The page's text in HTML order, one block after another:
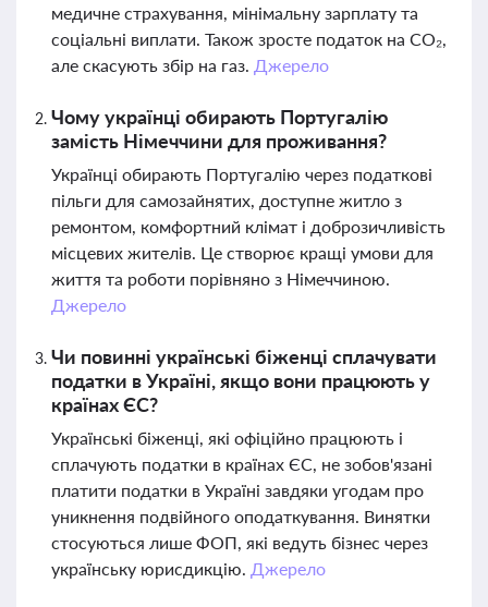
медичне страхування, мінімальну зарплату та
соціальні виплати. Також зросте податок на CO₂,
але скасують збір на газ. Джерело
Чому українці обирають Португалію
замість Німеччини для проживання?
Українці обирають Португалію через податкові
пільги для самозайнятих, доступне житло з
ремонтом, комфортний клімат і доброзичливість
місцевих жителів. Це створює кращі умови для
життя та роботи порівняно з Німеччиною.
Джерело
Чи повинні українські біженці сплачувати
податки в Україні, якщо вони працюють у
країнах ЄС?
Українські біженці, які офіційно працюють і
сплачують податки в країнах ЄС, не зобов'язані
платити податки в Україні завдяки угодам про
уникнення подвійного оподаткування. Винятки
стосуються лише ФОП, які ведуть бізнес через
українську юрисдикцію. Джерело